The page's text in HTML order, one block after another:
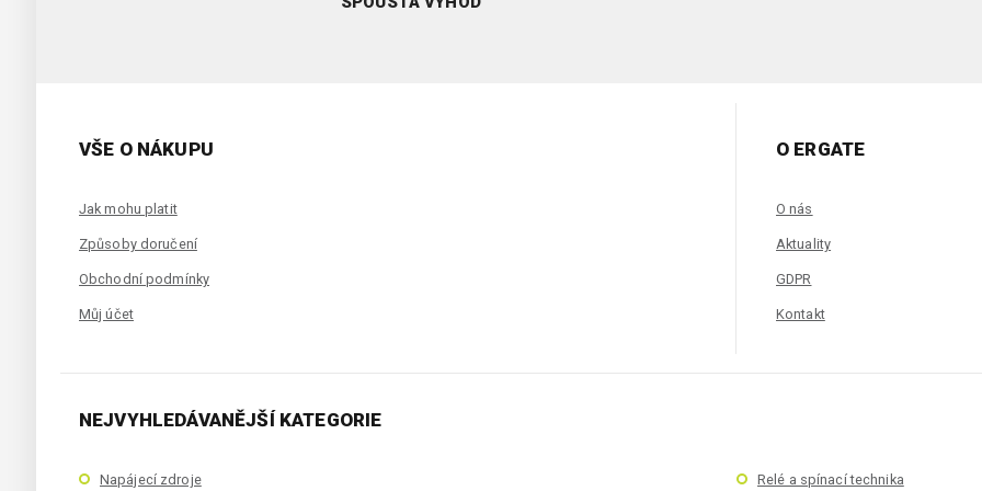
VŠE O NÁKUPU
Jak mohu platit
Způsoby doručení
Obchodní podmínky
Můj účet
O ERGATE
O nás
Aktuality
GDPR
Kontakt
NEJVYHLEDÁVANĚJŠÍ KATEGORIE
Napájecí zdroje Relé a spínací technika